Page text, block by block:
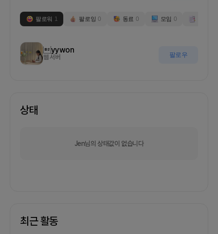
팔로워 1 팔로잉 0 동료 0 모임 0
yywon
웹 서버 팔로우
상태
Jen님의 상태값이 없습니다
최근 활동